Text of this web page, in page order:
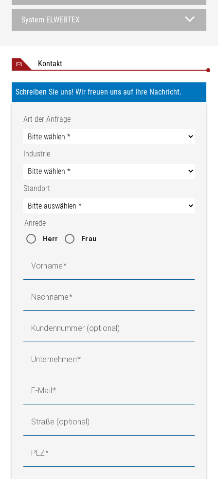
System ELWEBTEX
Kontakt
Schreiben Sie uns! Wir freuen uns auf Ihre Nachricht.
Art der Anfrage
Industrie
Standort
Anrede
Herr Frau
Vorname
Nachname
Kundennummer (optional)
Unternehmen
E-Mail
Straße (optional)
PLZ